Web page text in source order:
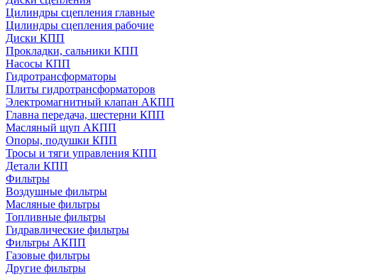
Цилиндры сцепления главные
Цилиндры сцепления рабочие
Диски КПП
Прокладки, сальники КПП
Насосы КПП
Гидротрансформаторы
Плиты гидротрансформаторов
Электромагнитный клапан АКПП
Главна передача, шестерни КПП
Масляный щуп АКПП
Опоры, подушки КПП
Тросы и тяги управления КПП
Детали КПП
Фильтры
Воздушные фильтры
Масляные фильтры
Топливные фильтры
Гидравлические фильтры
Фильтры АКПП
Газовые фильтры
Другие фильтры